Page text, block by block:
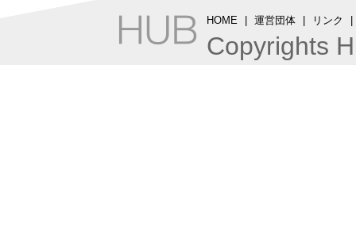
HOME 運営団体 リンク
Copyrights